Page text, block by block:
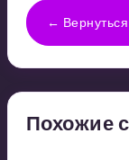
← Вернуться
Похожие